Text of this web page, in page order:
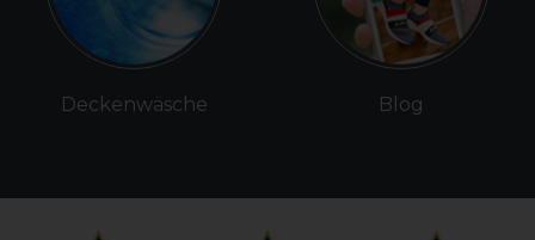
Deckenwäsche Blog